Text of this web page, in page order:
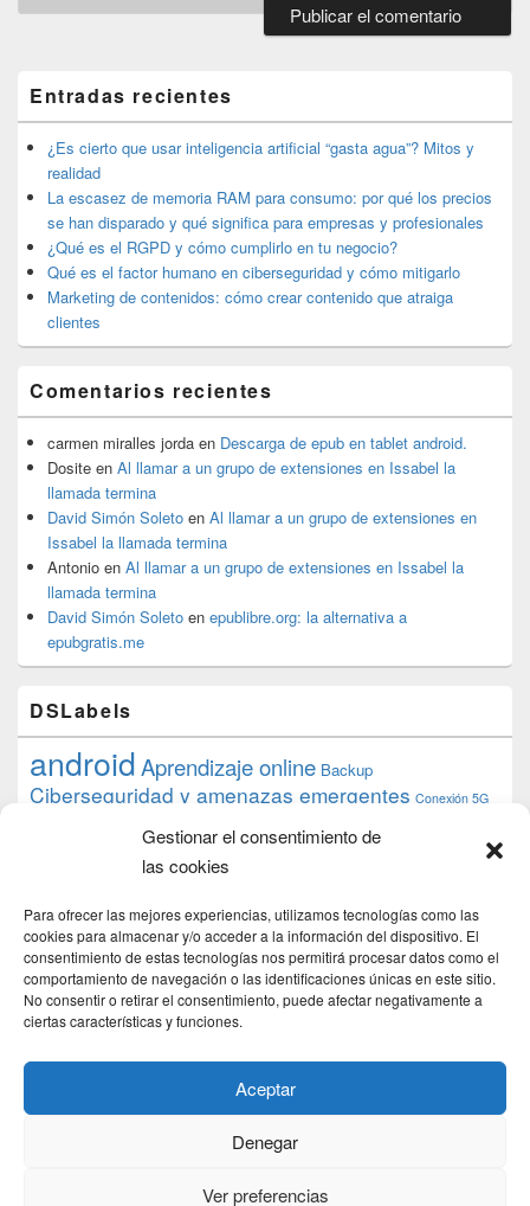
Gestionar el consentimiento de
las cookies
Para ofrecer las mejores experiencias, utilizamos tecnologías como las
cookies para almacenar y/o acceder a la información del dispositivo. El
consentimiento de estas tecnologías nos permitirá procesar datos como el
comportamiento de navegación o las identificaciones únicas en este sitio.
No consentir o retirar el consentimiento, puede afectar negativamente a
ciertas características y funciones.
Aceptar
Denegar
Ver preferencias
de
widget
barra
lateral
primaria
Entradas recientes
¿Es cierto que usar inteligencia artificial “gasta agua”? Mitos y
realidad
La escasez de memoria RAM para consumo: por qué los precios
se han disparado y qué significa para empresas y profesionales
¿Qué es el RGPD y cómo cumplirlo en tu negocio?
Qué es el factor humano en ciberseguridad y cómo mitigarlo
Marketing de contenidos: cómo crear contenido que atraiga
clientes
Comentarios recientes
carmen miralles jorda en Descarga de epub en tablet android.
Dosite en Al llamar a un grupo de extensiones en Issabel la
llamada termina
David Simón Soleto en Al llamar a un grupo de extensiones en
Issabel la llamada termina
Antonio en Al llamar a un grupo de extensiones en Issabel la
llamada termina
David Simón Soleto en epublibre.org: la alternativa a
epubgratis.me
DSLabels
androidAprendizaje online Backup
Ciberseguridad y amenazas emergentes Conexión 5G
datos debian desarrollo web
Formación Google
iphone
proyecto PS4 python Raspberryraspberrypi
raspbian review Servidor Web Sostenibilidad
tecnológicaTecnología torrent
transmissiontutorial ubuntu server Windows